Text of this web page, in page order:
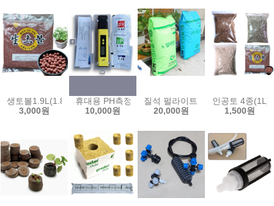
생토볼1.9L(1.8kg)황토볼 분갈이 생토원 수족관 하이드로볼 수경식물
3,000원
휴대용 PH측정기 ph메타 수질 테스터기 미터 센서
10,000원
질석 펄라이트 50L 100L 소립 중
20,000원
인공토 4종
1,500원